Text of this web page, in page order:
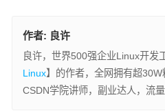
作者: 良许
良许，世界500强企业Linux开发
Linux】的作者，全网拥有超30W
CSDN学院讲师，副业达人，流